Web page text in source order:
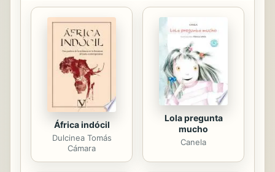
vecinos de una aldea gallega, los
Toucedo, nativos que se
beneficiaban de los bienes
comunales de Vilouta, tras el éxodo
de sus habitantes, y Enrique, un
alemán idealista, que, junto a su
mujer, llevado por el sentimiento de
la naturaleza, buscaba en el ...
África indócil
Dulcinea Tomás
Cámara
Lola pregunta
mucho
Canela